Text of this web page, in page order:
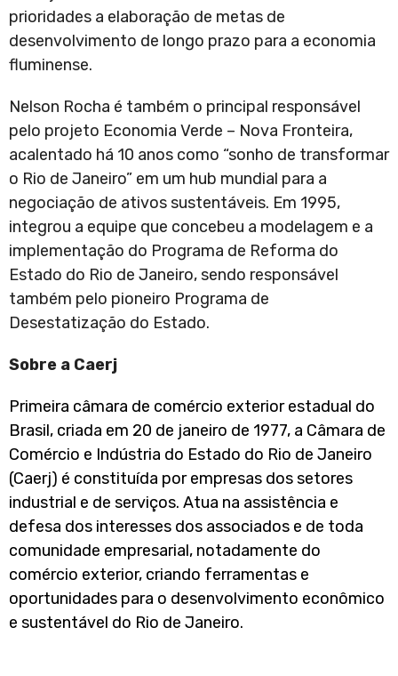
prioridades a elaboração de metas de
desenvolvimento de longo prazo para a economia
fluminense.
Nelson Rocha é também o principal responsável
pelo projeto Economia Verde – Nova Fronteira,
acalentado há 10 anos como “sonho de transformar
o Rio de Janeiro” em um hub mundial para a
negociação de ativos sustentáveis. Em 1995,
integrou a equipe que concebeu a modelagem e a
implementação do Programa de Reforma do
Estado do Rio de Janeiro, sendo responsável
também pelo pioneiro Programa de
Desestatização do Estado.
Sobre a Caerj
Primeira câmara de comércio exterior estadual do
Brasil, criada em 20 de janeiro de 1977, a Câmara de
Comércio e Indústria do Estado do Rio de Janeiro
(Caerj) é constituída por empresas dos setores
industrial e de serviços. Atua na assistência e
defesa dos interesses dos associados e de toda
comunidade empresarial, notadamente do
comércio exterior, criando ferramentas e
oportunidades para o desenvolvimento econômico
e sustentável do Rio de Janeiro.